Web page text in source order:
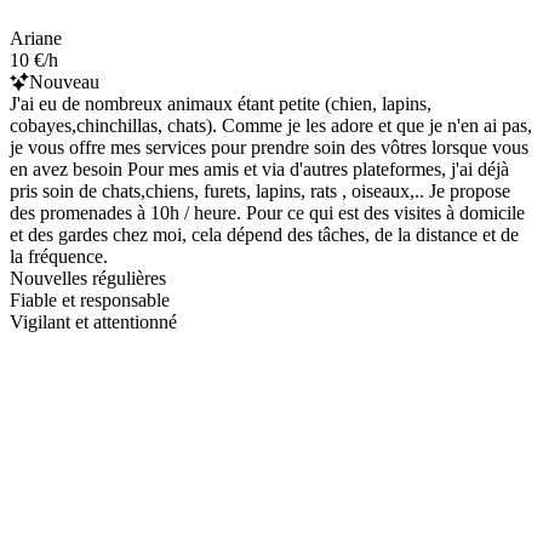
Ariane
10 €/h
Nouveau
J'ai eu de nombreux animaux étant petite (chien, lapins,
cobayes,chinchillas, chats). Comme je les adore et que je n'en ai pas,
je vous offre mes services pour prendre soin des vôtres lorsque vous
en avez besoin Pour mes amis et via d'autres plateformes, j'ai déjà
pris soin de chats,chiens, furets, lapins, rats , oiseaux,.. Je propose
des promenades à 10h / heure. Pour ce qui est des visites à domicile
et des gardes chez moi, cela dépend des tâches, de la distance et de
la fréquence.
Nouvelles régulières
Fiable et responsable
Vigilant et attentionné